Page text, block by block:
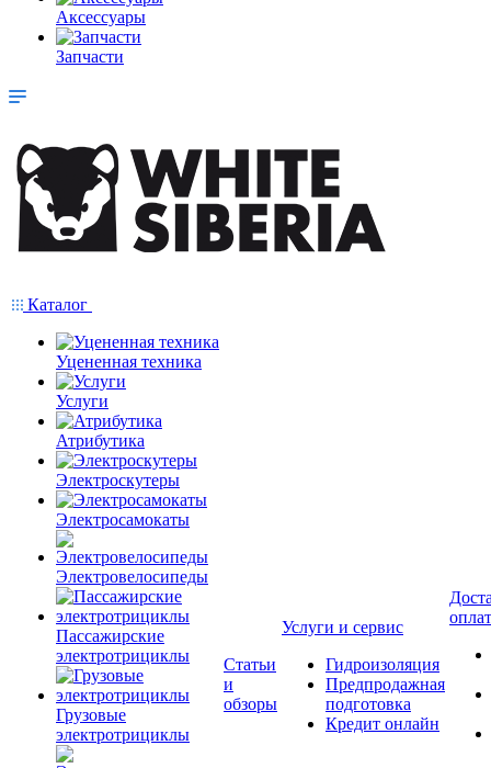
Аксессуары
Запчасти
Каталог
Уцененная техника
Услуги
Атрибутика
Электроскутеры
Электросамокаты
Электровелосипеды
Пассажирские
электротрициклы
Грузовые
электротрициклы
Статьи
и
обзоры
Услуги и сервис
Гидроизоляция
Предпродажная
подготовка
Кредит онлайн